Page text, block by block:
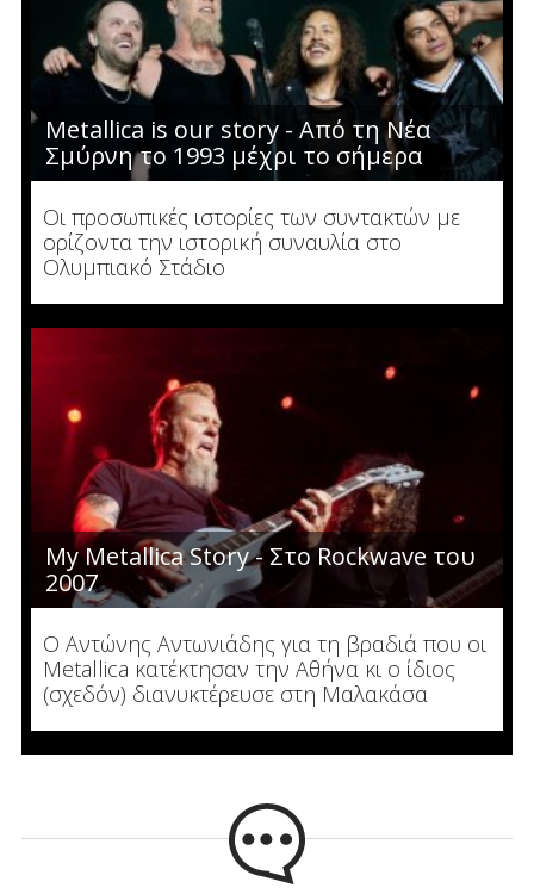
Metallica is our story - Από τη Νέα
Σμύρνη το 1993 μέχρι το σήμερα
Οι προσωπικές ιστορίες των συντακτών με
ορίζοντα την ιστορική συναυλία στο
Ολυμπιακό Στάδιο
My Metallica Story - Στο Rockwave του
2007
Ο Αντώνης Αντωνιάδης για τη βραδιά που οι
Metallica κατέκτησαν την Αθήνα κι ο ίδιος
(σχεδόν) διανυκτέρευσε στη Μαλακάσα